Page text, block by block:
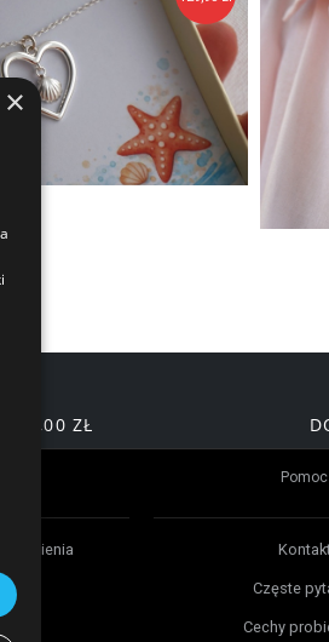
200,00 ZŁ
Pomoc
Częste
Cechy
×